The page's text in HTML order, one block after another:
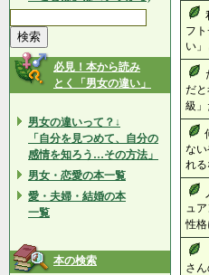
必見！本から読み
とく「男女の違い」
男女の違いって？↓
「自分を見つめて、自分の
感情を知ろう…その方法」
男女・恋愛の本一覧
愛・夫婦・結婚の本
一覧
本の検索
フ
い
だ
級
な
れる
ュ
性
さ